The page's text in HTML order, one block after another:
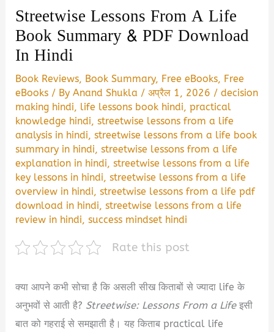
Streetwise Lessons From A Life
Book Summary & PDF Download
In Hindi
Book Reviews, Book Summary, Free eBooks, Free
eBooks / ByAnand Shukla /अप्रैल 1, 2026 /decision
making hindi, life lessons book hindi,practical
knowledge hindi,streetwise lessons from a life
analysis in hindi,streetwise lessons from a life book
summary in hindi,streetwise lessons from a life
explanation in hindi,streetwise lessons from a life
key lessons in hindi,streetwise lessons from a life
overview in hindi,streetwise lessons from a life pdf
download in hindi,streetwise lessons from a life
review in hindi,success mindset hindi
Rate this post
क्या आपने कभी सोचा है कि असली सीख किताबों से ज्यादा life के
अनुभवों से आती है? Streetwise: Lessons From a Lifeइसी
बात को गहराई से समझाती है। यह किताब practical life